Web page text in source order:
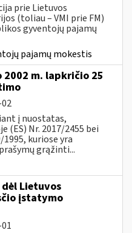
prie Lietuvos
(toliau – VMI prie FM)
gyventojų pajamų
pajamų mokestis
2002 m. lapkričio 25
į nuostatas,
(ES) Nr. 2017/2455 bei
kuriose yra
grąžinti...
Lietuvos
įstatymo